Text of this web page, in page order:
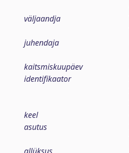
väljaandja
juhendaja
kaitsmiskuupäev
identifikaator
keel
asutus